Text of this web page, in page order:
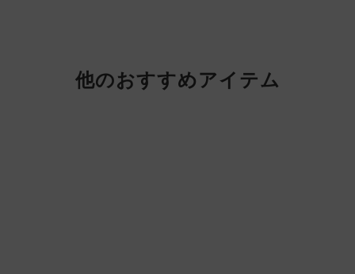
他のおすすめアイテム